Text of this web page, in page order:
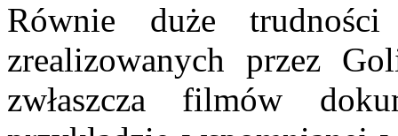
Równie duże
zrealizowanych przez
zwłaszcza filmów